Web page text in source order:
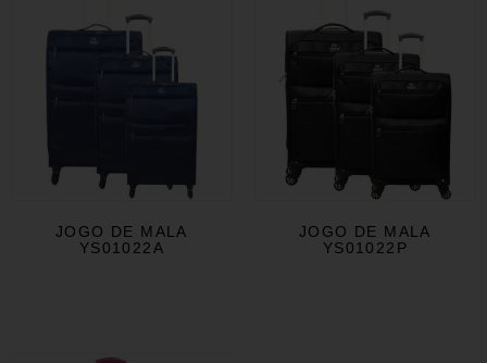
JOGO DE MALA
YS01022A
JOGO DE MALA
YS01022P